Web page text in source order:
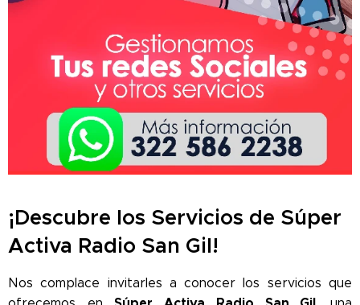
¡Descubre los Servicios de Súper
Activa Radio San Gil!
Nos complace invitarles a conocer los servicios que